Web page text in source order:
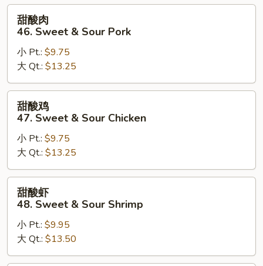
46.
Sweet
&
Sour
Pork
甜酸肉
46. Sweet & Sour Pork
小 Pt.: $9.75
大 Qt.: $13.25
47.
Sweet
&
Sour
Chicken
甜酸鸡
47. Sweet & Sour Chicken
小 Pt.: $9.75
大 Qt.: $13.25
48.
Sweet
&
甜酸虾
48. Sweet & Sour Shrimp
小 Pt.: $9.95
大 Qt.: $13.50